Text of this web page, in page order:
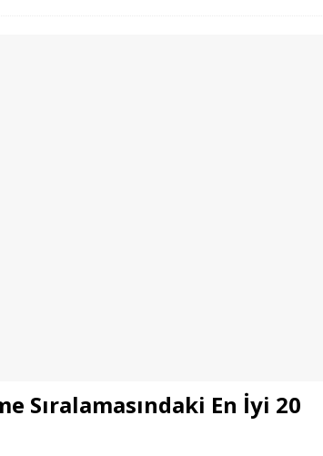
Sıralamasındaki En İyi 20